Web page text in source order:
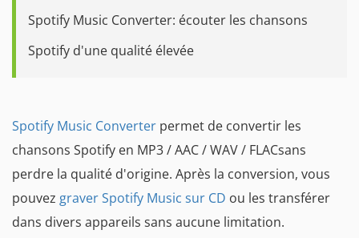
Spotify Music Converter: écouter les chansons
Spotify d'une qualité élevée
Spotify Music Converter permet de convertir les
chansons Spotify en MP3 / AAC / WAV / FLACsans
perdre la qualité d'origine. Après la conversion, vous
pouvez graver Spotify Music sur CD ou les transférer
dans divers appareils sans aucune limitation.